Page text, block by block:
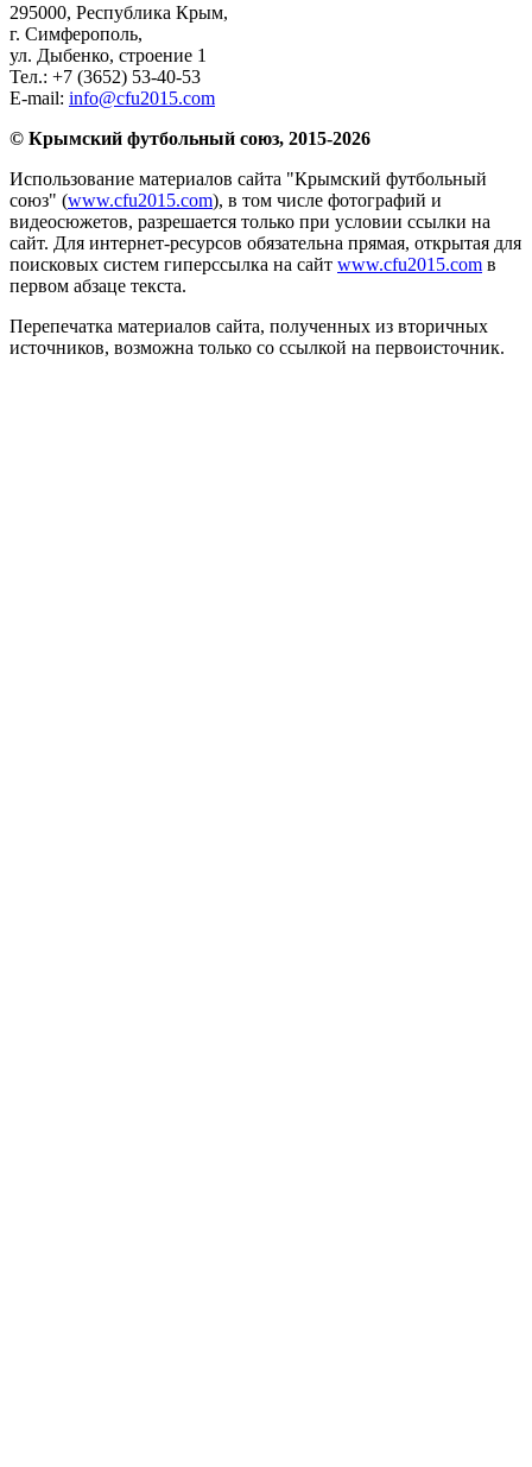
295000, Республика Крым,
г. Симферополь,
ул. Дыбенко, строение 1
Тел.: +7 (3652) 53-40-53
E-mail: info@cfu2015.com
© Крымский футбольный союз, 2015-2026
Использование материалов сайта "Крымский футбольный
союз" (www.cfu2015.com), в том числе фотографий и
видеосюжетов, разрешается только при условии ссылки на
сайт. Для интернет-ресурсов обязательна прямая, открытая для
поисковых систем гиперссылка на сайт www.cfu2015.com в
первом абзаце текста.
Перепечатка материалов сайта, полученных из вторичных
источников, возможна только со ссылкой на первоисточник.